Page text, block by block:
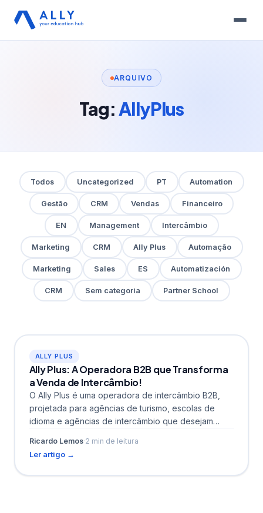
ARQUIVO
Tag:AllyPlus
Todos Uncategorized PT Automation
Gestão CRM Vendas Financeiro
EN Management Intercâmbio
Marketing CRM Ally Plus Automação
Marketing Sales ES Automatización
CRM Sem categoria Partner School
ALLY PLUS
Ally Plus: A Operadora B2B que Transforma
a Venda de Intercâmbio!
O Ally Plus é uma operadora de intercâmbio B2B,
projetada para agências de turismo, escolas de
idioma e agências de intercâmbio que desejam
Ricardo Lemos·2 min de leitura
Ler artigo →